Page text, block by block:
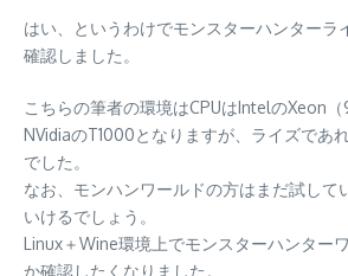
はい、というわけでモンスターハンターラ
確認しました。
こちらの筆者の環境はCPUはIntelのXeon
NVidiaのT1000となりますが、ライズであ
でした。
なお、モンハンワールドの方はまだ試して
いけるでしょう。
Linux＋Wine環境上でモンスターハンター
か確認したくなりました。